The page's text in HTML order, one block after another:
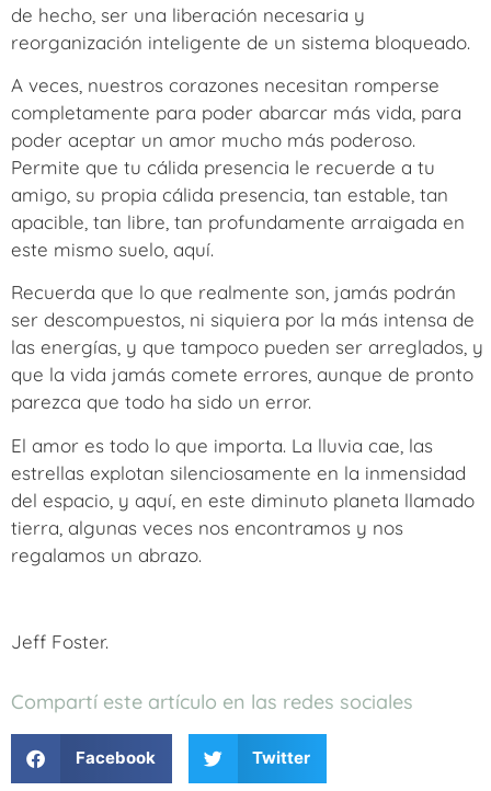
de hecho, ser una liberación necesaria y
reorganización inteligente de un sistema bloqueado.
A veces, nuestros corazones necesitan romperse
completamente para poder abarcar más vida, para
poder aceptar un amor mucho más poderoso.
Permite que tu cálida presencia le recuerde a tu
amigo, su propia cálida presencia, tan estable, tan
apacible, tan libre, tan profundamente arraigada en
este mismo suelo, aquí.
Recuerda que lo que realmente son, jamás podrán
ser descompuestos, ni siquiera por la más intensa de
las energías, y que tampoco pueden ser arreglados, y
que la vida jamás comete errores, aunque de pronto
parezca que todo ha sido un error.
El amor es todo lo que importa. La lluvia cae, las
estrellas explotan silenciosamente en la inmensidad
del espacio, y aquí, en este diminuto planeta llamado
tierra, algunas veces nos encontramos y nos
regalamos un abrazo.
Jeff Foster.
Compartí este artículo en las redes sociales
Facebook Twitter